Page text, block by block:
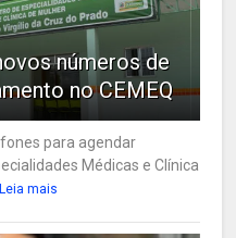
números de
no CEMEQ
para agendar
Médicas e Clínica
Leia mais